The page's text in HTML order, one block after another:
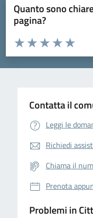
Quanto sono
pagina?
Domanda
Valuta da 1 a 5 stelle la
Valuta
Valuta 4
Valuta 3 stelle
Valuta 2 stelle su 5
Valuta 1 stelle su 5
Contatta il
Leggi le
Richiedi
Chiama il
Prenota
Problemi in